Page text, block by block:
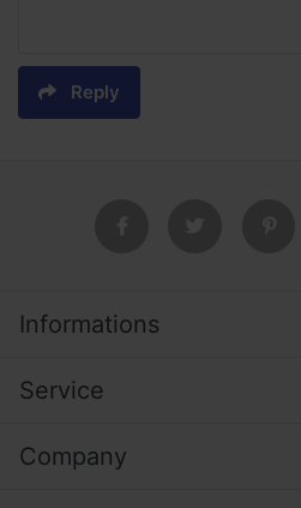
Reply
Informations
Service
Company